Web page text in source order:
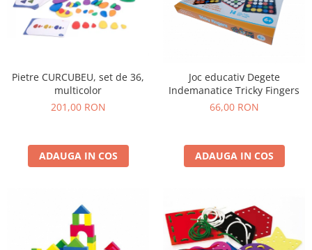
Pietre CURCUBEU, set de 36,
multicolor
201,00 RON
ADAUGA IN COS
Joc educativ Degete
Indemanatice Tricky Fingers
66,00 RON
ADAUGA IN COS